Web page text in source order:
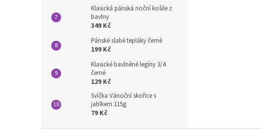
Klasická pánská noční košile z
bavlny
349 Kč
Pánské slabé tepláky černé
199 Kč
Klasické bavlněné legíny 3/4
černé
129 Kč
Svíčka Vánoční skořice s
jablkem 115g
79 Kč